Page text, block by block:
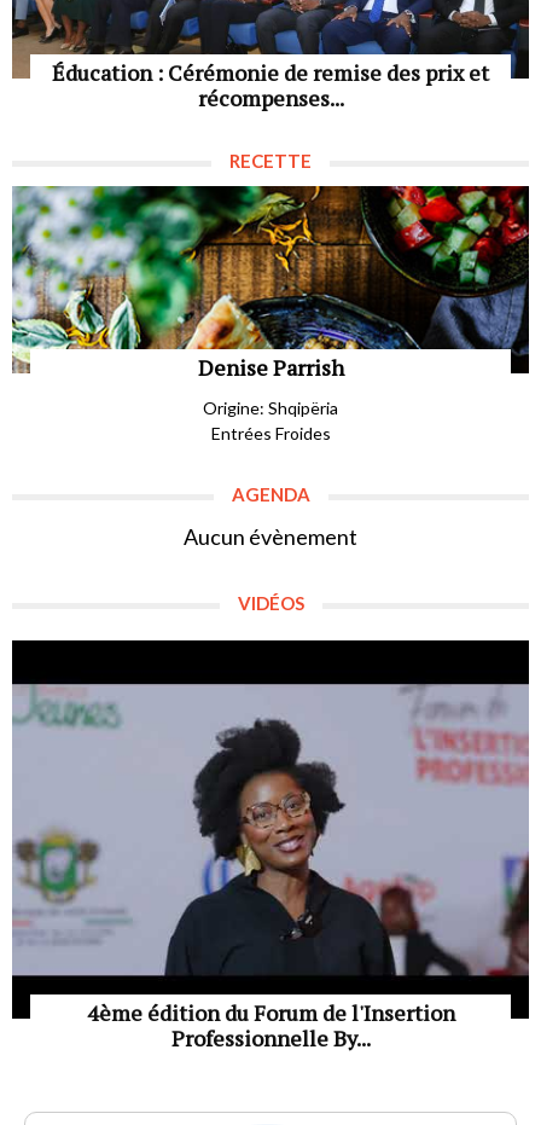
Éducation : Cérémonie de remise des prix et
récompenses...
RECETTE
Denise Parrish
Origine: Shqipëria
Entrées Froides
AGENDA
Aucun évènement
VIDÉOS
4ème édition du Forum de l'Insertion
Professionnelle By...